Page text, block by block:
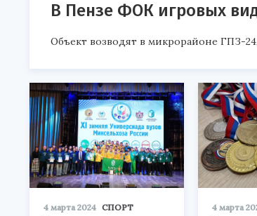
В Пензе ФОК игровых
Объект возводят в микрорайоне ГПЗ-
4 марта 2024 СПОРТ 4 марта